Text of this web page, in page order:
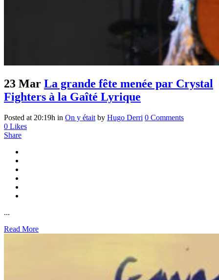
23 Mar La grande fête menée par Crystal
Fighters à la Gaîté Lyrique
Posted at 20:19h in On y était by Hugo Derri 0 Comments
0 Likes
Share
...
Read More